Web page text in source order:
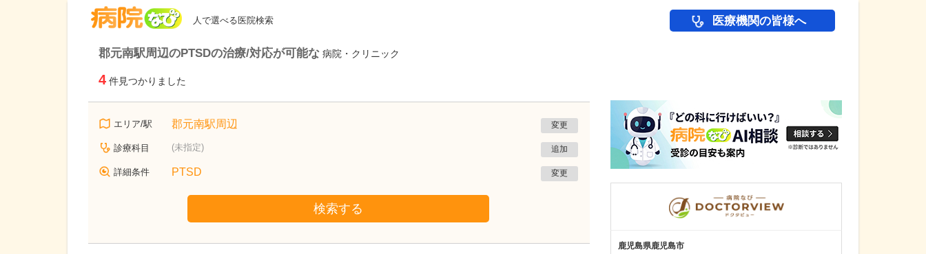
人で選べる医院検索 医療機関の皆様へ
郡元南駅周辺のPTSDの治療/対応が可能な 病院・クリニック
4 件見つかりました
エリア/駅 郡元南駅周辺 変更
診療科目 (未指定) 追加
詳細条件 PTSD 変更
検索する
鹿児島県鹿児島市
新潟県新潟市西区